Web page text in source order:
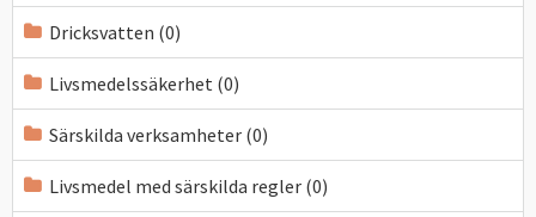
Dricksvatten (0)
Livsmedelssäkerhet (0)
Särskilda verksamheter (0)
Livsmedel med särskilda regler (0)